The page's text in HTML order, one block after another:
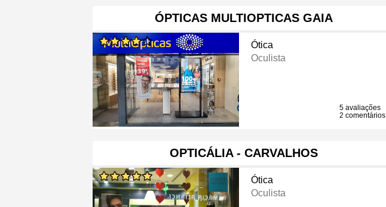
ÓPTICAS MULTIOPTICAS GAIA
Ótica
Oculista
5 avaliações
2 comentários
OPTICÁLIA - CARVALHOS
Ótica
Oculista